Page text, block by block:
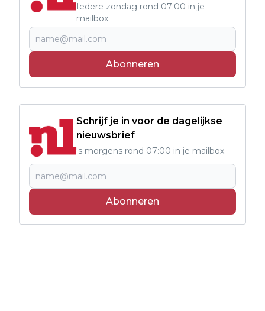
Iedere zondag rond 07:00 in je
mailbox
Abonneren
Schrijf je in voor de dagelijkse
nieuwsbrief
's morgens rond 07:00 in je mailbox
Abonneren